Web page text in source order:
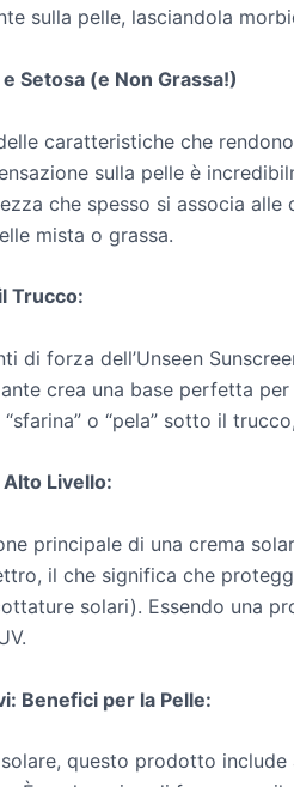
sulla pelle, lasciandola
Setosa (e Non Grassa!)
caratteristiche che
sulla pelle è
che spesso si associa
mista o grassa.
Trucco:
di forza dell’Unseen
crea una base perfetta
“sfarina” o “pela” sotto il
Livello:
principale di una crema
il che significa che
solari). Essendo una
Benefici per la Pelle:
questo prodotto